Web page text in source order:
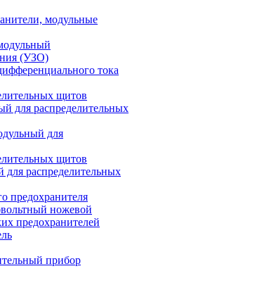
модульные
(УЗО)
тока
щитов
для распределительных
для
щитов
распределительных
предохранителя
ножевой
предохранителей
прибор